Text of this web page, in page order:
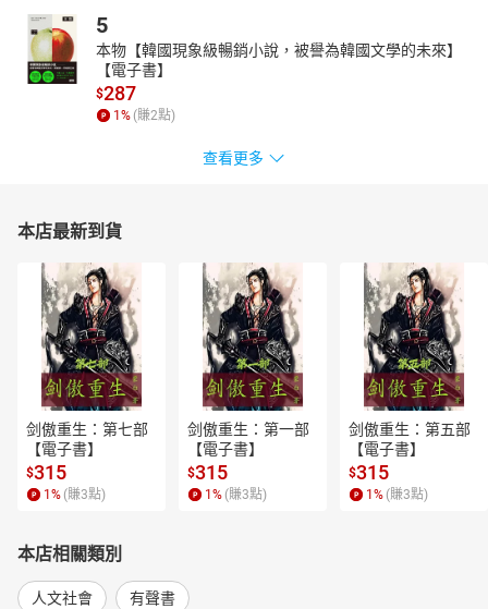
5
本物【韓國現象級暢銷小說，被譽為韓國文學的未來】
【電子書】
$287
1% (賺2點)
查看更多
本店最新到貨
剑傲重生：第七部
【電子書】
$315
1 % (賺3點)
剑傲重生：第一部
【電子書】
$315
1 % (賺3點)
剑傲重生：第五部
【電子書】
$315
1 % (賺3點)
本店相關類別
人文社會 有聲書